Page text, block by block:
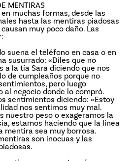
MENTIRAS
muchas formas, desde las
hasta las mentiras piadosas
muy poco daño. Las
suena el teléfono en casa o en
susurrado: «Diles que no
a la tía Sara diciendo que nos
de cumpleaños porque no
pero luego
al negocio donde lo compró.
sentimientos diciendo: «Estoy
nos sentimos muy mal.
nuestro peso o exageramos la
estamos haciendo que la línea
mentira sea muy borrosa.
son inocuas y las